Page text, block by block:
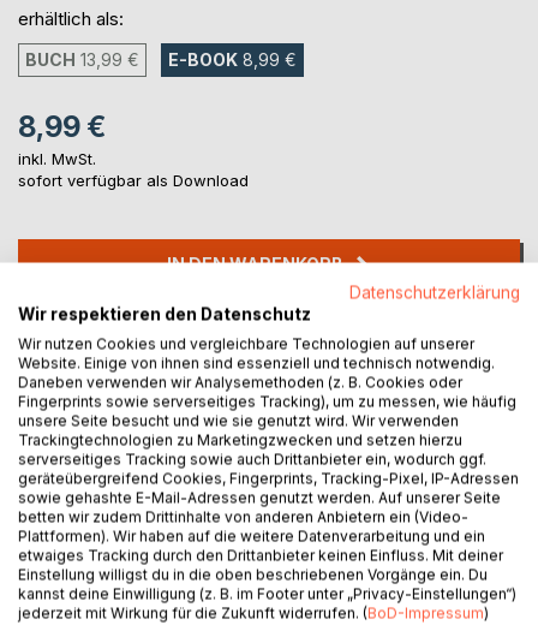
erhältlich als:
BUCH 13,99 € E-BOOK 8,99 €
8,99 €
inkl. MwSt.
sofort verfügbar als Download
IN DEN WARENKORB
Auf die Merkliste
Titel bewerten
BESCHREIBUNG
Erst im Alter von 68 Jahren erfuhr Wolfgang Petzold, dass
Datenschutzerklärung
Wir respektieren den Datenschutz
Wir nutzen Cookies und vergleichbare Technologien auf unserer
Website. Einige von ihnen sind essenziell und technisch notwendig.
Daneben verwenden wir Analysemethoden (z. B. Cookies oder
Fingerprints sowie serverseitiges Tracking), um zu messen, wie häufig
unsere Seite besucht und wie sie genutzt wird. Wir verwenden
Trackingtechnologien zu Marketingzwecken und setzen hierzu
serverseitiges Tracking sowie auch Drittanbieter ein, wodurch ggf.
geräteübergreifend Cookies, Fingerprints, Tracking-Pixel, IP-Adressen
sowie gehashte E-Mail-Adressen genutzt werden. Auf unserer Seite
betten wir zudem Drittinhalte von anderen Anbietern ein (Video-
Plattformen). Wir haben auf die weitere Datenverarbeitung und ein
etwaiges Tracking durch den Drittanbieter keinen Einfluss. Mit deiner
Einstellung willigst du in die oben beschriebenen Vorgänge ein. Du
kannst deine Einwilligung (z. B. im Footer unter „Privacy-Einstellungen“)
jederzeit mit Wirkung für die Zukunft widerrufen. (BoD-Impressum)